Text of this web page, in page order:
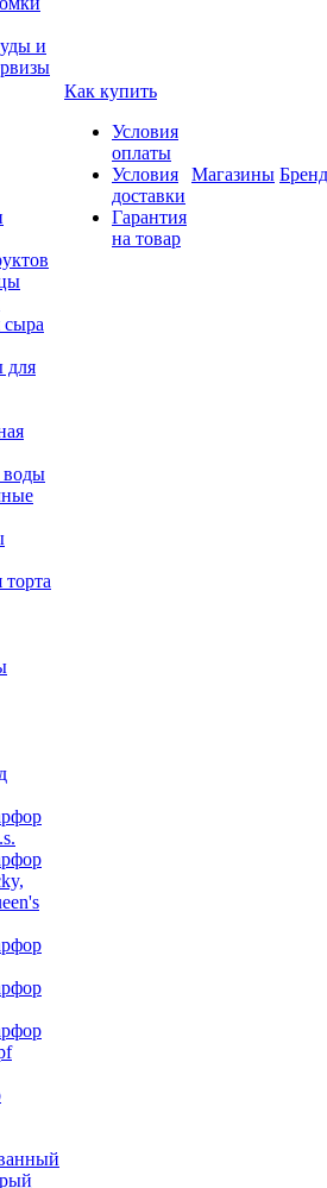
и
сыра
для
воды
Как купить
Условия
оплаты
Условия
доставки
Гарантия
на товар
Магазины